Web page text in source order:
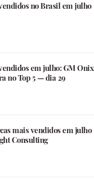
no Brasil em julho
em julho: GM Onix
no Top 5 — dia 29
mais vendidos em julho
Consulting